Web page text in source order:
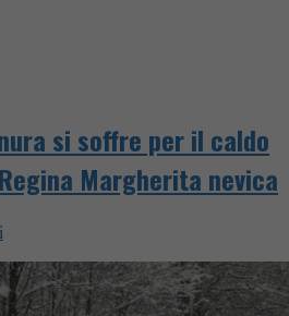
si soffre per il caldo
Margherita nevica